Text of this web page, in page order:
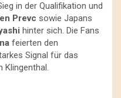
in der Qualifikation und
Prevc sowie Japans
hinter sich. Die Fans
feierten den
Signal für das
Klingenthal.